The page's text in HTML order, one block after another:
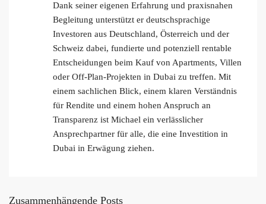
Dank seiner eigenen Erfahrung und praxisnahen
Begleitung unterstützt er deutschsprachige
Investoren aus Deutschland, Österreich und der
Schweiz dabei, fundierte und potenziell rentable
Entscheidungen beim Kauf von Apartments, Villen
oder Off-Plan-Projekten in Dubai zu treffen. Mit
einem sachlichen Blick, einem klaren Verständnis
für Rendite und einem hohen Anspruch an
Transparenz ist Michael ein verlässlicher
Ansprechpartner für alle, die eine Investition in
Dubai in Erwägung ziehen.
Zusammenhängende Posts